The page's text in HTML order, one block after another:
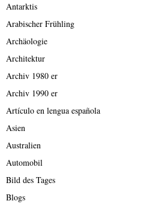
Antarktis
Arabischer Frühling
Archäologie
Architektur
Archiv 1980 er
Archiv 1990 er
Artículo en lengua española
Asien
Australien
Automobil
Bild des Tages
Blogs